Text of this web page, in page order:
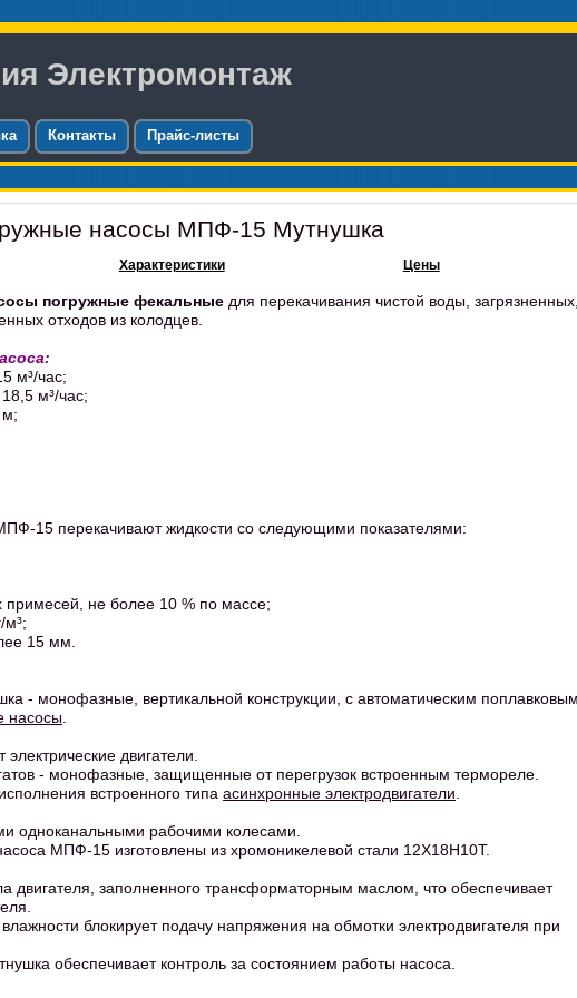
Электромонтаж
Контакты Прайс-листы
насосы МПФ-15 Мутнушка
Характеристики Цены
погружные фекальные для перекачивания чистой воды, загрязненных,
отходов из колодцев.
м³/час;
м³/час;
м;
15 перекачивают жидкости со следующими показателями:
не более 10 % по массе;
м³;
15 мм.
- монофазные, вертикальной конструкции, с автоматическим поплавковым
насосы
двигатели.
- монофазные, защищенные от перегрузок встроенным термореле.
встроенного типа асинхронные электродвигатели
одноканальными рабочими колесами.
МПФ-15 изготовлены из хромоникелевой стали 12Х18Н10Т.
двигателя, заполненного трансформаторным маслом, что обеспечивает
блокирует подачу напряжения на обмотки электродвигателя при
обеспечивает контроль за состоянием работы насоса.